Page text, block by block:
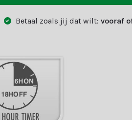
Betaal zoals jij dat wilt: vooraf